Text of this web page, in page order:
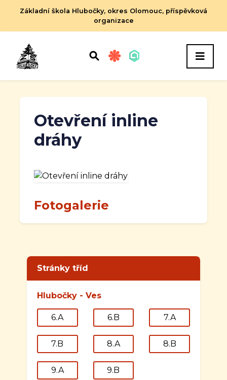
Základní škola Hlubočky, okres Olomouc, příspěvková
organizace
Otevření inline
dráhy
Fotogalerie
Stránky tříd
Hlubočky - Ves
6.A 6.B 7.A
7.B 8.A 8.B
9.A 9.B